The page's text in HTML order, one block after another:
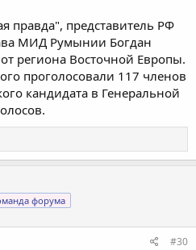
правда", представитель РФ
МИД Румынии Богдан
региона Восточной Европы.
проголосовали 117 членов
кандидата в Генеральной
форума
#30